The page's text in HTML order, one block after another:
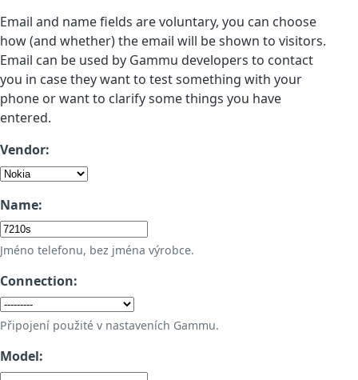
Email and name fields are voluntary, you can choose
how (and whether) the email will be shown to visitors.
Email can be used by Gammu developers to contact
you in case they want to test something with your
phone or want to clarify some things you have
entered.
Vendor:
Name:
Jméno telefonu, bez jména výrobce.
Connection:
Připojení použité v nastaveních Gammu.
Model: